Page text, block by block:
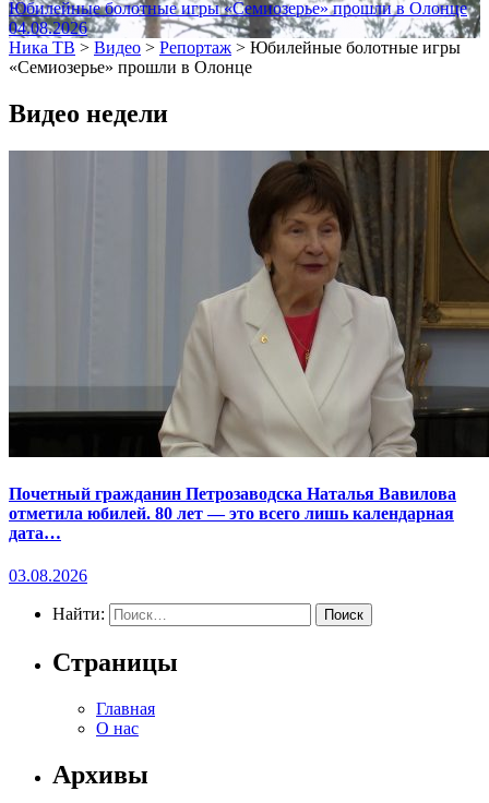
Юбилейные болотные игры «Семиозерье» прошли в Олонце
04.08.2026
Ника ТВ > Видео > Репортаж > Юбилейные болотные игры
«Семиозерье» прошли в Олонце
Видео недели
Почетный гражданин Петрозаводска Наталья Вавилова
отметила юбилей. 80 лет — это всего лишь календарная
дата…
03.08.2026
Найти:
Страницы
Главная
О нас
Архивы